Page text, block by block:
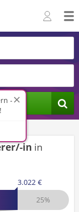
-
in in
3.022 €
25%